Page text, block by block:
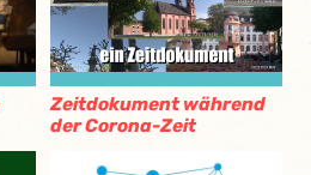
Zeitdokument während
der Corona-Zeit